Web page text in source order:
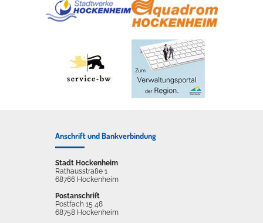
Anschrift und Bankverbindung
Stadt Hockenheim
Rathausstraße 1
68766 Hockenheim
Postanschrift
Postfach 15 48
68758 Hockenheim